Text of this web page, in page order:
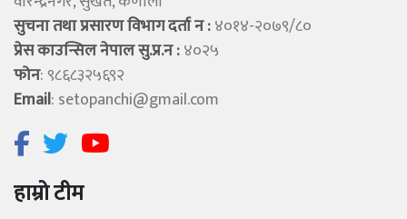
सुचना तथा प्रसारण विभाग दर्ता न :४०१४-२०७९/८०
प्रेस काउन्सिल नेपाल सु.प्र.न :४०२५
फोन: ९८६८३२५६९२
Email: setopanchi@gmail.com
हाम्रो टीम